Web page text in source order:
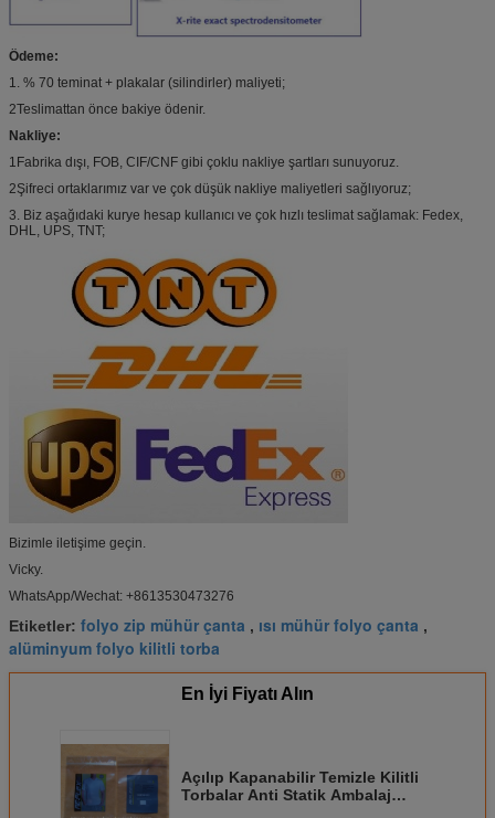
Ödeme:
1. % 70 teminat + plakalar (silindirler) maliyeti;
2Teslimattan önce bakiye ödenir.
Nakliye:
1Fabrika dışı, FOB, CIF/CNF gibi çoklu nakliye şartları sunuyoruz.
2Şifreci ortaklarımız var ve çok düşük nakliye maliyetleri sağlıyoruz;
3. Biz aşağıdaki kurye hesap kullanıcı ve çok hızlı teslimat sağlamak: Fedex,
DHL, UPS, TNT;
Bizimle iletişime geçin.
Vicky.
WhatsApp/Wechat: +8613530473276
Etiketler: folyo zip mühür çanta , ısı mühür folyo çanta ,
alüminyum folyo kilitli torba
En İyi Fiyatı Alın
Açılıp Kapanabilir Temizle Kilitli
Torbalar Anti Statik Ambalaj